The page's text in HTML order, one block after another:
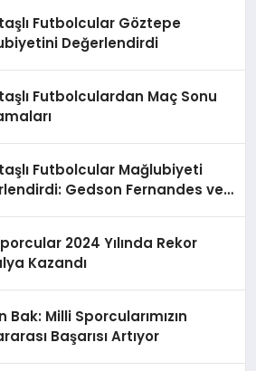
Futbolcular Göztepe
Değerlendirdi
Futbolculardan Maç Sonu
Futbolcular Mağlubiyeti
Gedson Fernandes ve
2024 Yılında Rekor
Kazandı
Bak: Milli Sporcularımızın
Başarısı Artıyor